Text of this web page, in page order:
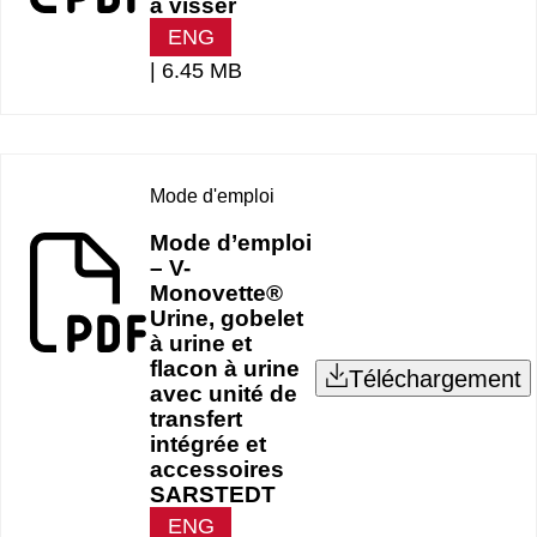
ENG
| 6.45 MB
Mode d'emploi
Mode d’emploi
– V-
Monovette®
Urine, gobelet
à urine et
flacon à urine
avec unité de
transfert
intégrée et
accessoires
SARSTEDT
ENG
Téléchargement